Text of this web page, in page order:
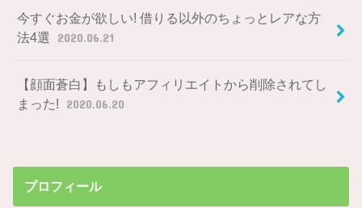
今すぐお金が欲しい! 借りる以外のちょっとレアな方
法4選
2020.06.21
【顔面蒼白】もしもアフィリエイトから削除されてし
まった!
2020.06.20
プロフィール